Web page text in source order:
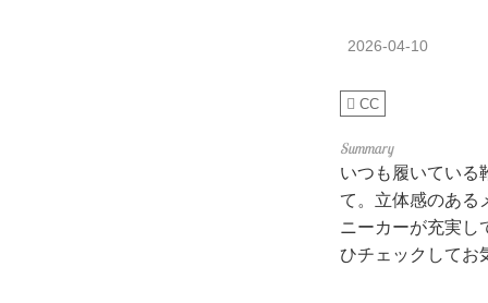
2026-04-10
CC
いつも履いている
て。立体感のある
ニーカーが充実し
ひチェックしてお